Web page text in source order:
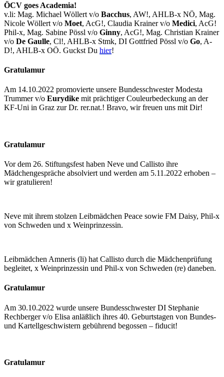
ÖCV goes Academia!
v.li: Mag. Michael Wöllert v/o Bacchus, AW!, AHLB-x NÖ, Mag.
Nicole Wöllert v/o Moet, AcG!, Claudia Krainer v/o Medici, AcG!
Phil-x, Mag. Sabine Pössl v/o Ginny, AcG!, Mag. Christian Krainer
v/o De Gaulle, Cl!, AHLB-x Stmk, DI Gottfried Pössl v/o Go, A-
D!, AHLB-x OÖ. Guckst Du hier!
Gratulamur
Am 14.10.2022 promovierte unsere Bundesschwester Modesta
Trummer v/o Eurydike mit prächtiger Couleurbedeckung an der
KF-Uni in Graz zur Dr. rer.nat.! Bravo, wir freuen uns mit Dir!
Gratulamur
Vor dem 26. Stiftungsfest haben Neve und Callisto ihre
Mädchengespräche absolviert und werden am 5.11.2022 erhoben –
wir gratulieren!
Neve mit ihrem stolzen Leibmädchen Peace sowie FM Daisy, Phil-x
von Schweden und x Weinprinzessin.
Leibmädchen Amneris (li) hat Callisto durch die Mädchenprüfung
begleitet, x Weinprinzessin und Phil-x von Schweden (re) daneben.
Gratulamur
Am 30.10.2022 wurde unsere Bundesschwester DI Stephanie
Rechberger v/o Elisa anläßlich ihres 40. Geburtstagen von Bundes-
und Kartellgeschwistern gebührend begossen – fiducit!
Gratulamur